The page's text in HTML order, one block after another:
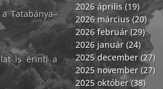
Tatabánya–
is érinti a
2026 április (19)
2026 március (20)
2026 február (29)
2026 január (24)
2025 december (27)
2025 november (27)
2025 október (38)